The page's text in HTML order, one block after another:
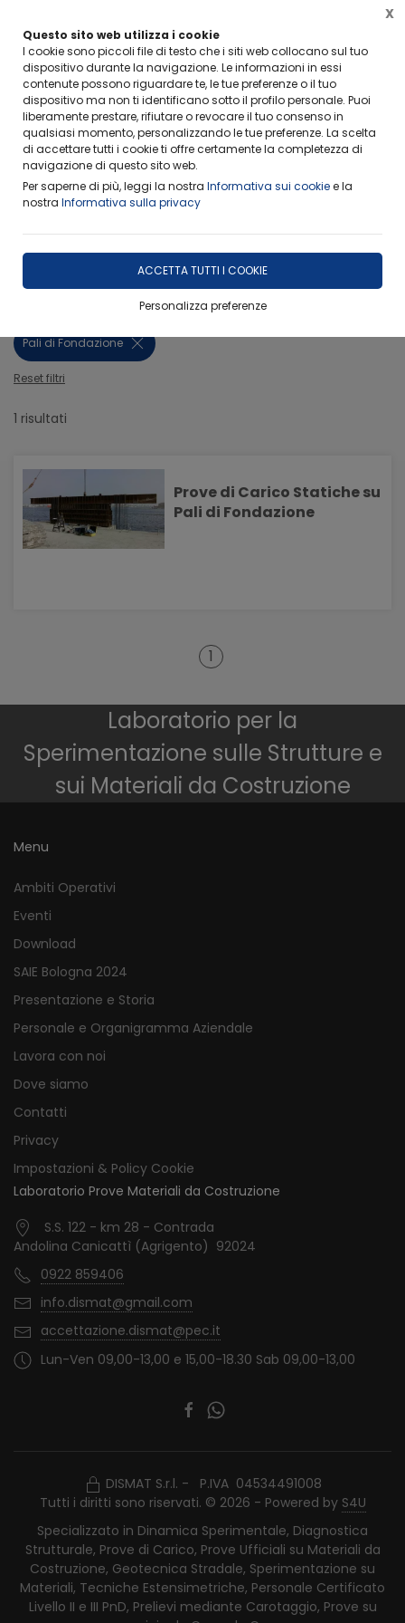
Questo sito web utilizza i cookie
I cookie sono piccoli file di testo che i siti web collocano sul tuo
dispositivo durante la navigazione. Le informazioni in essi
contenute possono riguardare te, le tue preferenze o il tuo
dispositivo ma non ti identificano sotto il profilo personale. Puoi
liberamente prestare, rifiutare o revocare il tuo consenso in
qualsiasi momento, personalizzando le tue preferenze. La scelta
di accettare tutti i cookie ti offre certamente la completezza di
navigazione di questo sito web.
Per saperne di più, leggi la nostra Informativa sui cookiee la
nostra Informativa sulla privacy
ACCETTA TUTTI I COOKIE
Personalizza preferenze
X
Info importanti per non rimanere scottati
Home Ambiti Operativi Pali di Fondazione
FILTRA
Pali di Fondazione
Filtri attivi:
Pali di Fondazione
Reset filtri
1 risultati
Prove di Carico Statiche su
Pali di Fondazione
1
Laboratorio per la
Sperimentazione sulle Strutture e
sui Materiali da Costruzione
Menu
Ambiti Operativi
Eventi
Download
SAIE Bologna 2024
Presentazione e Storia
Personale e Organigramma Aziendale
Lavora con noi
Dove siamo
Contatti
Privacy
Impostazioni & Policy Cookie
Laboratorio Prove Materiali da Costruzione
S.S. 122 - km 28 - Contrada
Andolina Canicattì (Agrigento) 92024
0922 859406
info.dismat@gmail.com
accettazione.dismat@pec.it
Lun-Ven 09,00-13,00 e 15,00-18.30 Sab 09,00-13,00
DISMAT S.r.l. - P.IVA 04534491008
Tutti i diritti sono riservati. © 2026 - Powered by S4U
Specializzato in Dinamica Sperimentale, Diagnostica
Strutturale, Prove di Carico, Prove Ufficiali su Materiali da
Costruzione, Geotecnica Stradale, Sperimentazione su
Materiali, Tecniche Estensimetriche, Personale Certificato
Livello II e III PnD, Prelievi mediante Carotaggio, Prove su